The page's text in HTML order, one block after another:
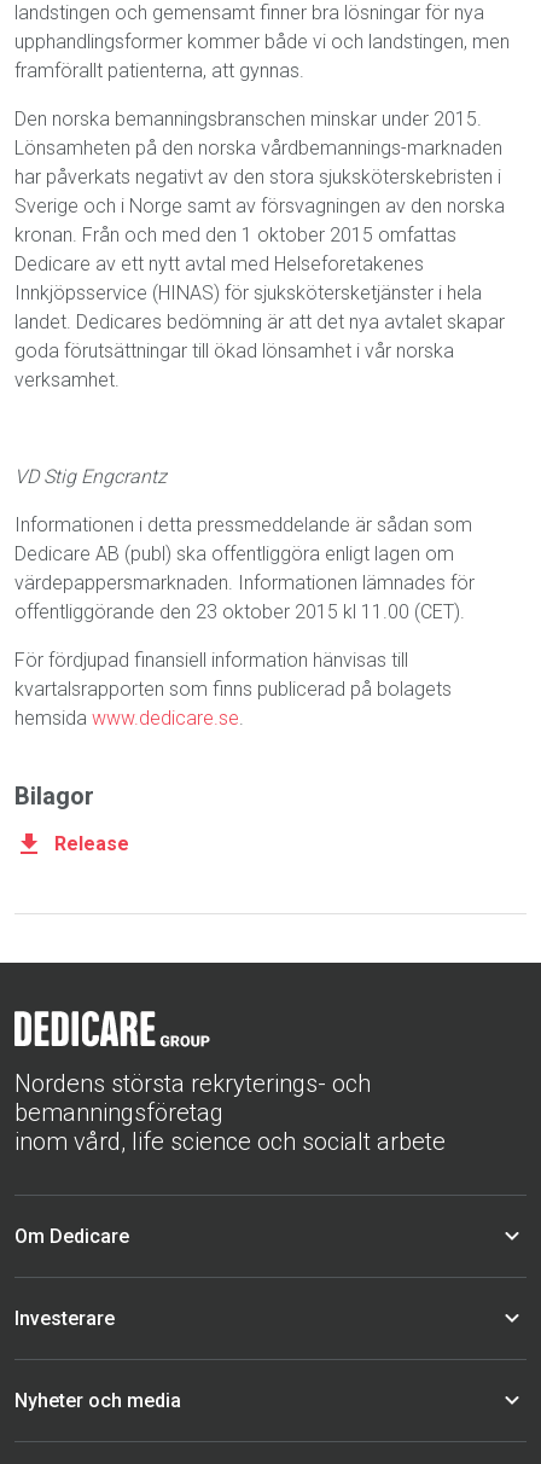
landstingen och gemensamt finner bra lösningar för nya
upphandlingsformer kommer både vi och landstingen, men
framförallt patienterna, att gynnas.
Den norska bemanningsbranschen minskar under 2015.
Lönsamheten på den norska vårdbemannings-marknaden
har påverkats negativt av den stora sjuksköterskebristen i
Sverige och i Norge samt av försvagningen av den norska
kronan. Från och med den 1 oktober 2015 omfattas
Dedicare av ett nytt avtal med Helseforetakenes
Innkjöpsservice (HINAS) för sjukskötersketjänster i hela
landet. Dedicares bedömning är att det nya avtalet skapar
goda förutsättningar till ökad lönsamhet i vår norska
verksamhet.
VD Stig Engcrantz
Informationen i detta pressmeddelande är sådan som
Dedicare AB (publ) ska offentliggöra enligt lagen om
värdepappersmarknaden. Informationen lämnades för
offentliggörande den 23 oktober 2015 kl 11.00 (CET).
För fördjupad finansiell information hänvisas till
kvartalsrapporten som finns publicerad på bolagets
hemsida www.dedicare.se.
Bilagor
Release
Nordens största rekryterings- och
bemanningsföretag
inom vård, life science och socialt arbete
Om Dedicare
Investerare
Nyheter och media